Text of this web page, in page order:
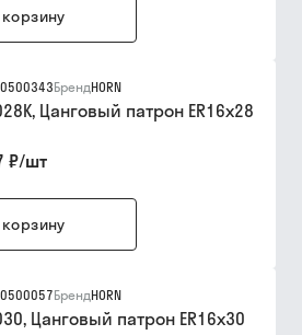
корзину
БрендHORN
Цанговый патрон ER16x28
₽/шт
корзину
БрендHORN
Цанговый патрон ER16x30